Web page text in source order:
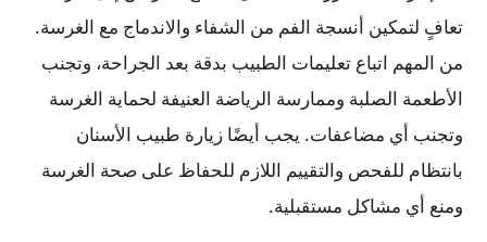
تعافٍ لتمكين أنسجة الفم من الشفاء والاندماج مع الغرسة.
من المهم اتباع تعليمات الطبيب بدقة بعد الجراحة، وتجنب
الأطعمة الصلبة وممارسة الرياضة العنيفة لحماية الغرسة
وتجنب أي مضاعفات. يجب أيضًا زيارة طبيب الأسنان
بانتظام للفحص والتقييم اللازم للحفاظ على صحة الغرسة
ومنع أي مشاكل مستقبلية.